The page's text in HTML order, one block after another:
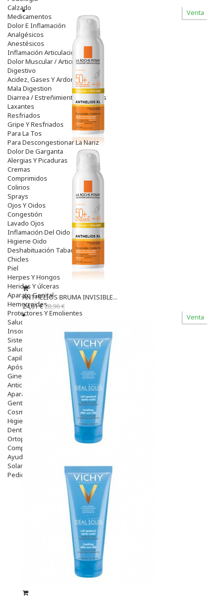
Calzado
Medicamentos
Dolor E Inflamación
Analgésicos
Anestésicos
Inflamación Articulaciones
Dolor Muscular / Articular
Digestivo
Acidez, Gases Y Ardores
Mala Digestion
Diarrea / Estreñimiento / Vómitos
Laxantes
Resfriados
Gripe Y Resfriados
Para La Tos
Para Descongestionar La Nariz
Dolor De Garganta
Alergias Y Picaduras
Cremas
Comprimidos
Colirios
Sprays
Ojos Y Oidos
Congestión
Lavado Ojos
Inflamación Del Oido (otitis)
Higiene Oido
Deshabituación Tabaquismo
Chicles
Piel
Herpes Y Hongos
Heridas Y úlceras
Aparato Genital
Hemorroides
Protectores Y Emolientes
Salud
Insomnio
Sistema Nervioso
Salud Bucodental
Capilar
Apósitos
Ginecología
Anticonceptivos
Aparato Genital
Gente Mayor
Cosmética
Higiene
Dentales
Ortopedia
Complementos Nutricionales.
Ayudas
Solares
Pedido express
Venta
ANTHELIOS BRUMA INVISIBLE...
24,61 €28,96 €
Venta